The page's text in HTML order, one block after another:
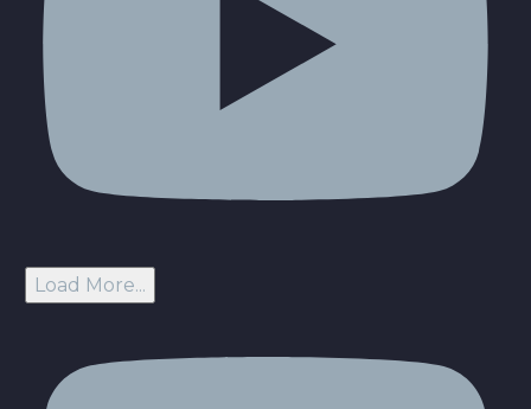
Load More...